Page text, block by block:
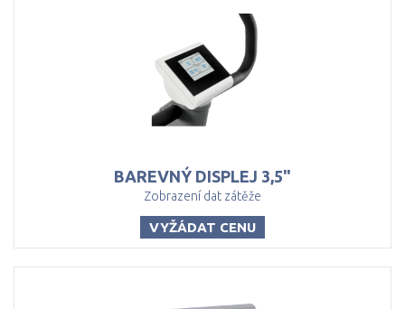
BAREVNÝ DISPLEJ 3,5"
Zobrazení dat zátěže
VYŽÁDAT CENU